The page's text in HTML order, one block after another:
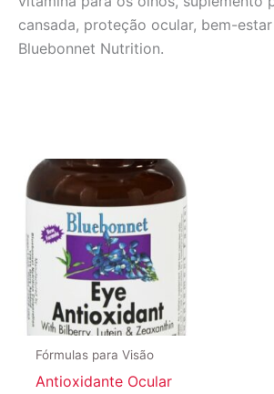
cansada, proteção ocular, bem-
Bluebonnet Nutrition.
Fórmulas para Visão
Antioxidante Ocular